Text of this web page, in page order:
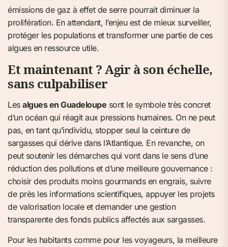
émissions de gaz à effet de serre pourrait diminuer la
prolifération. En attendant, l’enjeu est de mieux surveiller,
protéger les populations et transformer une partie de ces
algues en ressource utile.
Et maintenant ? Agir à son échelle,
sans culpabiliser
Les algues en Guadeloupe sont le symbole très concret
d’un océan qui réagit aux pressions humaines. On ne peut
pas, en tant qu’individu, stopper seul la ceinture de
sargasses qui dérive dans l’Atlantique. En revanche, on
peut soutenir les démarches qui vont dans le sens d’une
réduction des pollutions et d’une meilleure gouvernance :
choisir des produits moins gourmands en engrais, suivre
de près les informations scientifiques, appuyer les projets
de valorisation locale et demander une gestion
transparente des fonds publics affectés aux sargasses.
Pour les habitants comme pour les voyageurs, la meilleure